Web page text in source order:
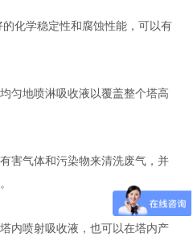
化学稳定性和腐蚀性能，可以有
匀地喷淋吸收液以覆盖整个塔高
害气体和污染物来清洗废气，并
内喷射吸收液，也可以在塔内产